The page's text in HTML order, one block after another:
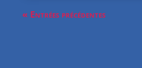
« Entrées précédentes